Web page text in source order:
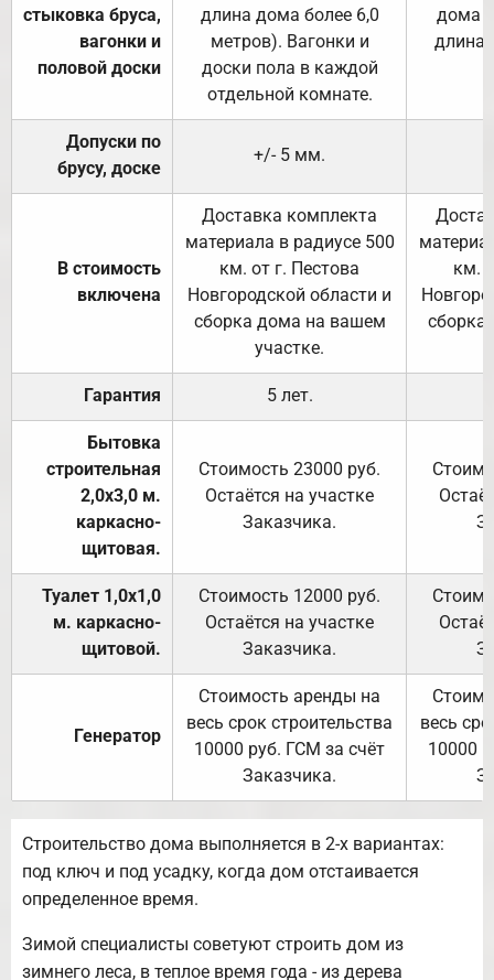
стыковка бруса,
вагонки и
половой доски
длина дома более 6,0
метров). Вагонки и
доски пола в каждой
отдельной комнате.
дома
длина
Допуски по
брусу, доске
+/- 5 мм.
В стоимость
включена
Доставка комплекта
материала в радиусе 500
км. от г. Пестова
Новгородской области и
сборка дома на вашем
участке.
км.
Гарантия 5 лет.
Бытовка
строительная
2,0х3,0 м.
каркасно-
щитовая.
Стоимость 23000 руб.
Остаётся на участке
Заказчика.
Туалет 1,0х1,0
м. каркасно-
щитовой.
Стоимость 12000 руб.
Остаётся на участке
Заказчика.
Генератор
Стоимость аренды на
весь срок строительства
10000 руб. ГСМ за счёт
Заказчика.
весь
10000
Строительство дома выполняется в 2-х вариантах:
под ключ и под усадку, когда дом отстаивается
определенное время.
Зимой специалисты советуют строить дом из
зимнего леса, в теплое время года - из дерева